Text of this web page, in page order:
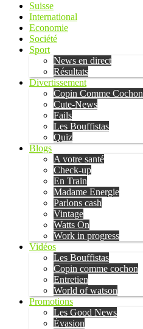
Suisse
International
Economie
Société
Sport
News en direct
Résultats
Divertissement
Copin Comme Cochon
Cute-News
Fails
Les Bouffistas
Quiz
Blogs
A votre santé
Check-up
En Train
Madame Energie
Parlons cash
Vintage
Watts On
Work in progress
Vidéos
Les Bouffistas
Copin comme cochon
Entretien
World of watson
Promotions
Les Good News
Évasion